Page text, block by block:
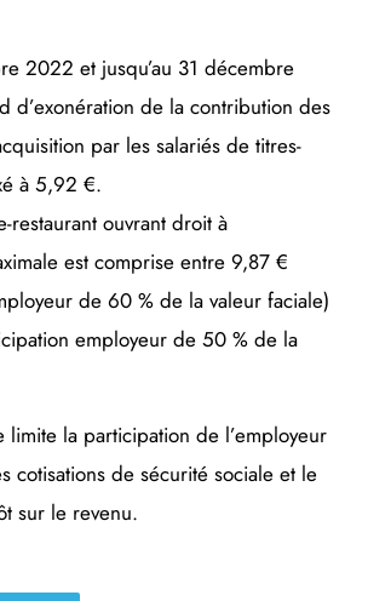
2022 et jusqu’au 31 décembre
d’exonération de la contribution des
par les salariés de titres-
à 5,92 €.
restaurant ouvrant droit à
est comprise entre 9,87 €
de 60 % de la valeur faciale)
employeur de 50 % de la
limite la participation de l’employeur
cotisations de sécurité sociale et le
sur le revenu.